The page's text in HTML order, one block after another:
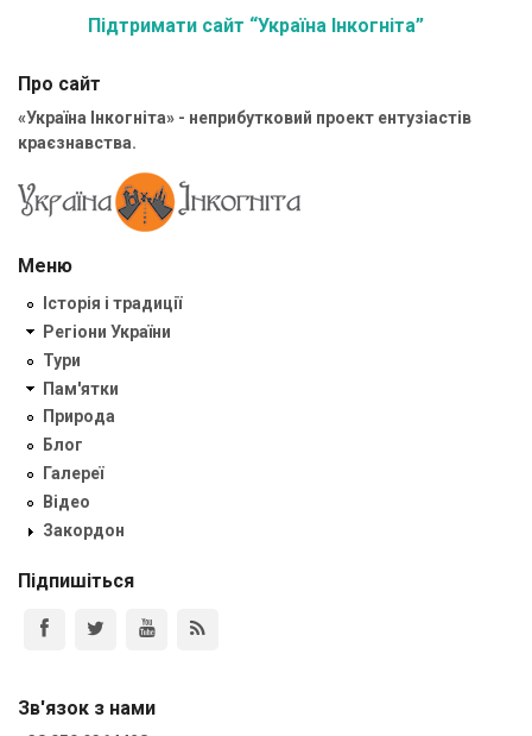
Підтримати сайт “Україна Інкогніта”
Про сайт
«Україна Інкогніта» - неприбутковий проект ентузіастів
краєзнавства.
Меню
Історія і традиції
Регіони України
Тури
Пам'ятки
Природа
Блог
Галереї
Відео
Закордон
Підпишіться
Зв'язок з нами